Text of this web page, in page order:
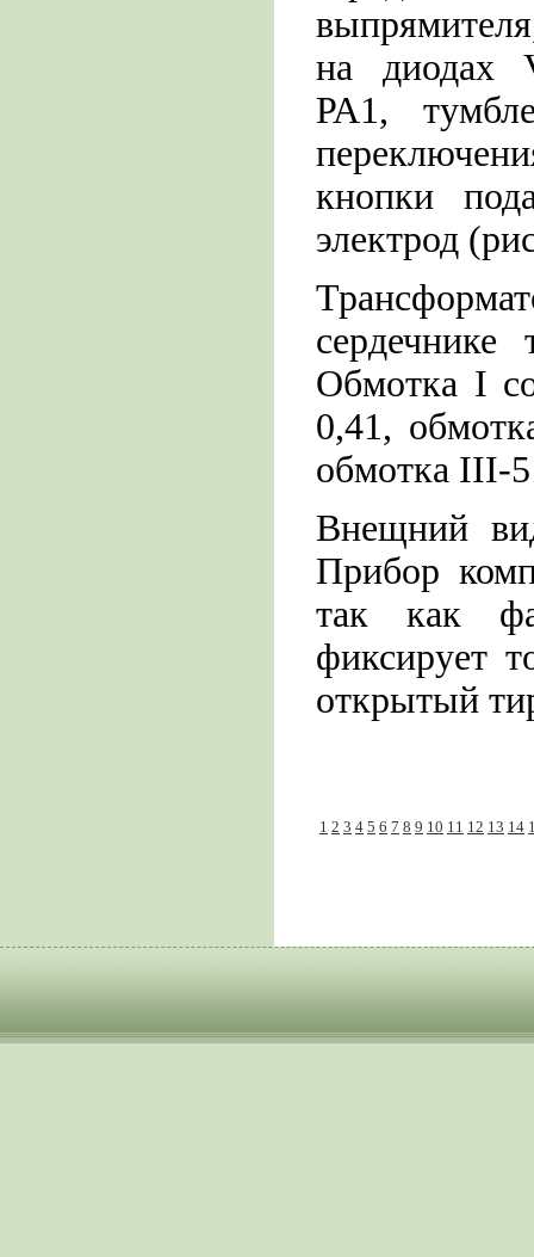
на диодах
РА1,
кнопки
электрод
Обмотка I
0,41,
обмотка III-
Внещний
Прибор
так как
фиксирует
открытый
1 2 3 4 5 6 7 8 9 10 11 12 13 14